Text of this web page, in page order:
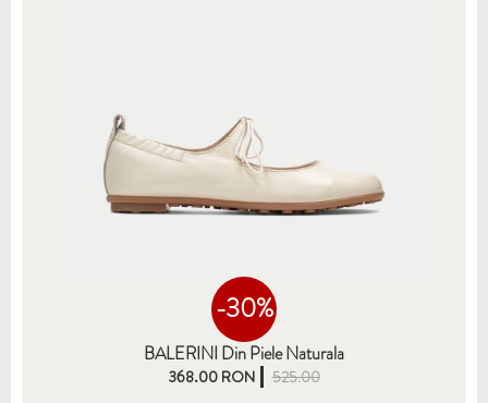
-30%
BALERINI Din Piele Naturala
368.00 RON
525.00